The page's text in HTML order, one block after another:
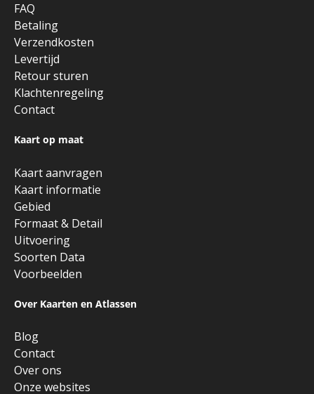
FAQ
Betaling
Verzendkosten
Levertijd
Retour sturen
Klachtenregeling
Contact
Kaart op maat
Kaart aanvragen
Kaart informatie
Gebied
Formaat & Detail
Uitvoering
Soorten Data
Voorbeelden
Over Kaarten en Atlassen
Blog
Contact
Over ons
Onze websites